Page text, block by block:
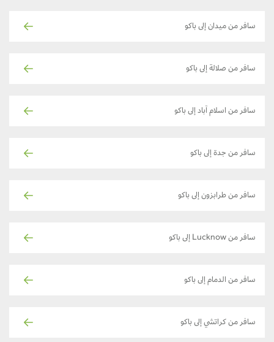
سافر من ميدان إلى باكو
سافر من صلالة إلى باكو
سافر من اسلام آباد إلى باكو
سافر من جدة إلى باكو
سافر من طرابزون إلى باكو
سافر من Lucknow إلى باكو
سافر من الدمام إلى باكو
سافر من كراتشي إلى باكو